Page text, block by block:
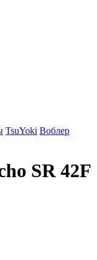
TsuYoki Воблер
SR 42F